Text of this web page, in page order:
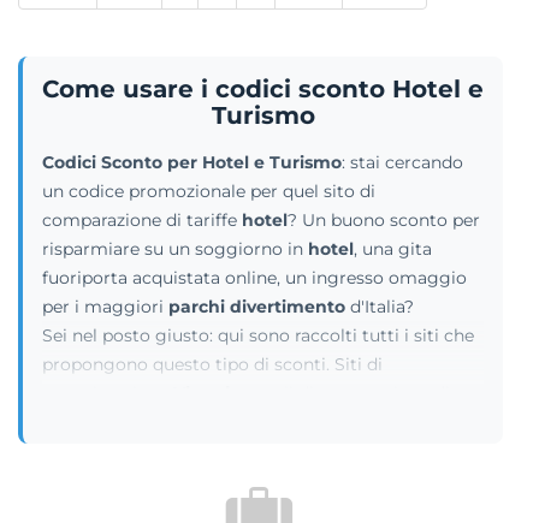
Come usare i codici sconto Hotel e
Turismo
Codici Sconto per Hotel e Turismo: stai cercando
un codice promozionale per quel sito di
comparazione di tariffe hotel? Un buono sconto per
risparmiare su un soggiorno in hotel, una gita
fuoriporta acquistata online, un ingresso omaggio
per i maggiori parchi divertimento d'Italia?
Sei nel posto giusto: qui sono raccolti tutti i siti che
propongono questo tipo di sconti. Siti di
Mirabilandia